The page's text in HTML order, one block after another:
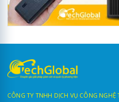
CÔNG TY TNHH DỊCH VỤ CÔNG